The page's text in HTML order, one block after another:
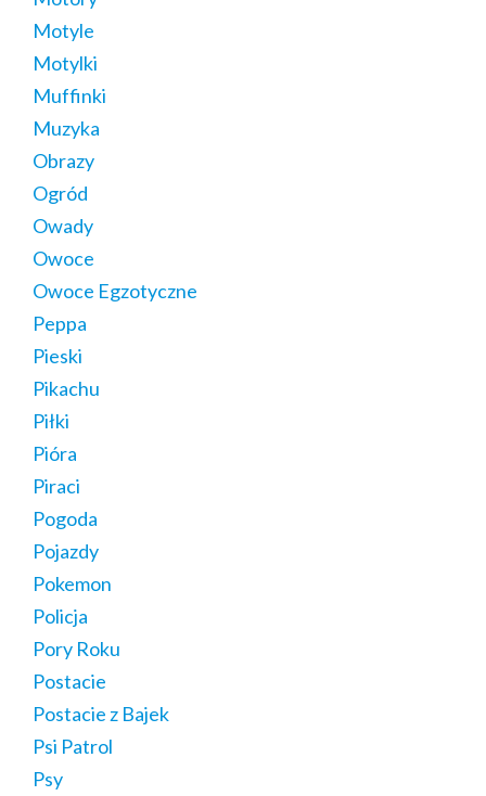
Motyle
Motylki
Muffinki
Muzyka
Obrazy
Ogród
Owady
Owoce
Owoce Egzotyczne
Peppa
Pieski
Pikachu
Piłki
Pióra
Piraci
Pogoda
Pojazdy
Pokemon
Policja
Pory Roku
Postacie
Postacie z Bajek
Psi Patrol
Psy